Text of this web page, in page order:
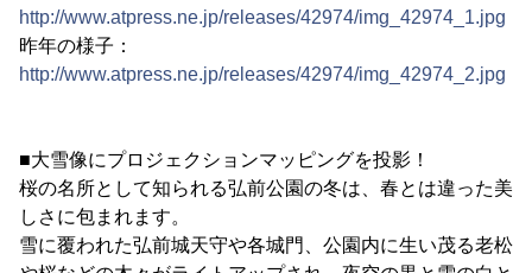
http://www.atpress.ne.jp/releases/42974/img_42974_1.jpg
昨年の様子：
http://www.atpress.ne.jp/releases/42974/img_42974_2.jpg
■大雪像にプロジェクションマッピングを投影！
桜の名所として知られる弘前公園の冬は、春とは違った美
しさに包まれます。
雪に覆われた弘前城天守や各城門、公園内に生い茂る老松